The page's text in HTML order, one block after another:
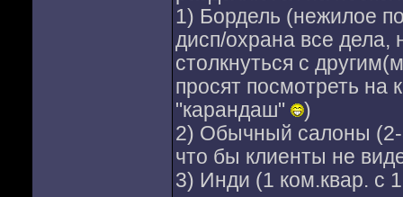
1) Бордель (нежилое
дисп/охрана все дела,
столкнуться с
просят посмотреть на
"карандаш"
)
2) Обычный салоны (2-
что бы клиенты не
3) Инди (1 ком.квар. с